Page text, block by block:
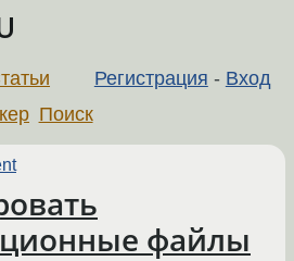
Регистрация - Вход
Поиск
файлы